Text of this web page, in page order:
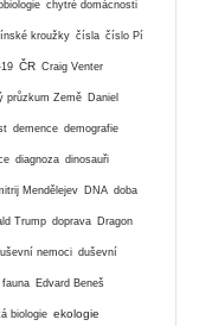
chytré domácnosti
kroužky čísla číslo Pí
ČR Craig Venter
průzkum Země Daniel
demence demografie
diagnoza dinosauři
Mendělejev DNA doba
Trump doprava Dragon
nemoci duševní
fauna Edvard Beneš
biologie ekologie